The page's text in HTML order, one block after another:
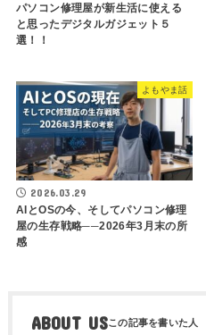
パソコン修理屋が新生活に使える
と思ったデジタルガジェット５
選！！
よもやま話
2026.03.29
AIとOSの今、そしてパソコン修理
屋の生存戦略──2026年3月末の所
感
ABOUT US